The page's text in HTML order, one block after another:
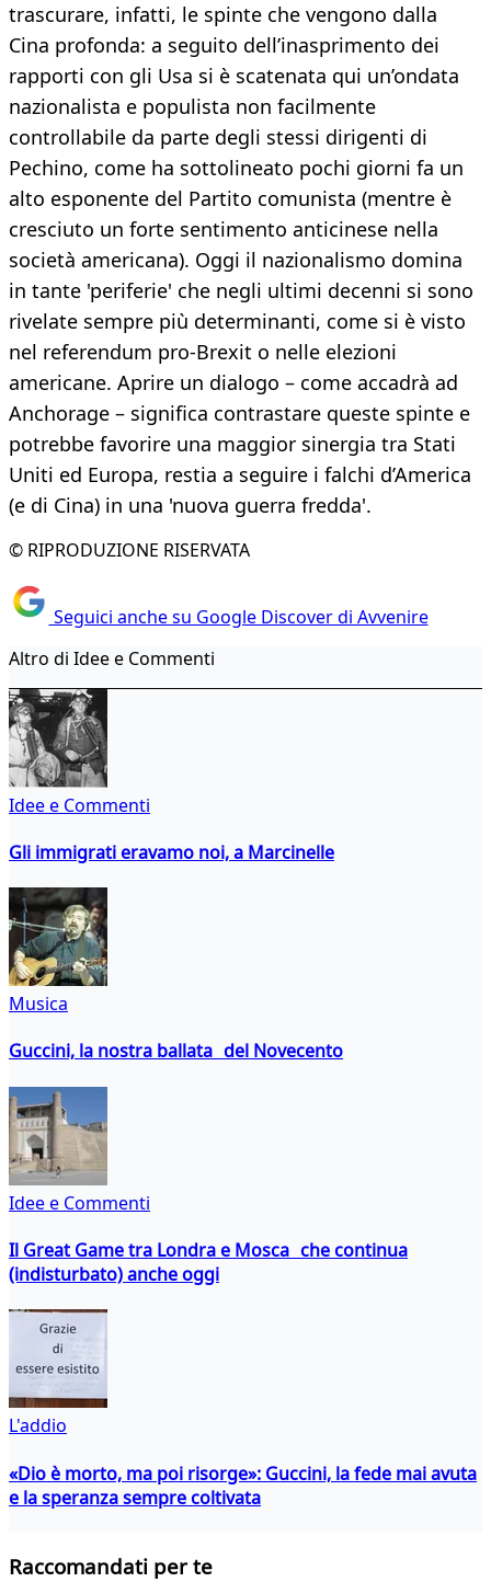
trascurare, infatti, le spinte che vengono dalla
Cina profonda: a seguito dell’inasprimento dei
rapporti con gli Usa si è scatenata qui un’ondata
nazionalista e populista non facilmente
controllabile da parte degli stessi dirigenti di
Pechino, come ha sottolineato pochi giorni fa un
alto esponente del Partito comunista (mentre è
cresciuto un forte sentimento anticinese nella
società americana). Oggi il nazionalismo domina
in tante 'periferie' che negli ultimi decenni si sono
rivelate sempre più determinanti, come si è visto
nel referendum pro-Brexit o nelle elezioni
americane. Aprire un dialogo – come accadrà ad
Anchorage – significa contrastare queste spinte e
potrebbe favorire una maggior sinergia tra Stati
Uniti ed Europa, restia a seguire i falchi d’America
(e di Cina) in una 'nuova guerra fredda'.
© RIPRODUZIONE RISERVATA
Seguici anche su Google Discover di Avvenire
Altro di Idee e Commenti
Idee e Commenti
Gli immigrati eravamo noi, a Marcinelle
Musica
Guccini, la nostra ballata del Novecento
Idee e Commenti
Il Great Game tra Londra e Mosca che continua
(indisturbato) anche oggi
L'addio
«Dio è morto, ma poi risorge»: Guccini, la fede mai avuta
e la speranza sempre coltivata
Raccomandati per te